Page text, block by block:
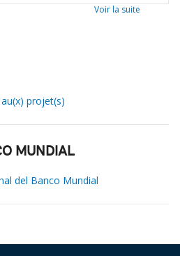
Voir la suite
projet(s)
MUNDIAL
del Banco Mundial